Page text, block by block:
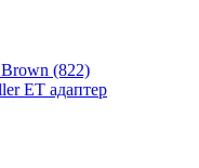
(822)
ET адаптер